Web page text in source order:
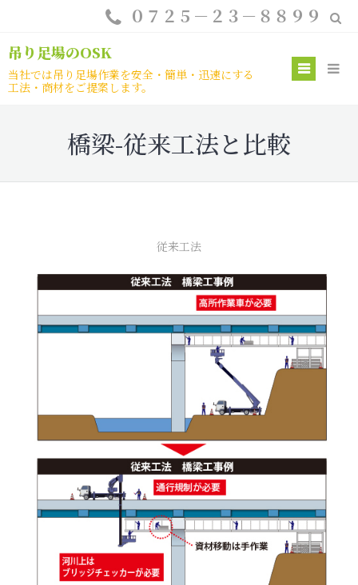
content
０７２５－２３－８８９９
吊り足場のOSK
当社では吊り足場作業を安全・簡単・迅速にする
工法・商材をご提案します。
橋梁-従来工法と比較
従来工法